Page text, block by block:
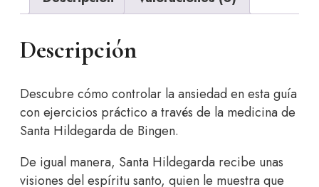
Descripción
Descubre cómo controlar la ansiedad en esta guía
con ejercicios práctico a través de la medicina de
Santa Hildegarda de Bingen.
De igual manera, Santa Hildegarda recibe unas
visiones del espíritu santo, quien le muestra que